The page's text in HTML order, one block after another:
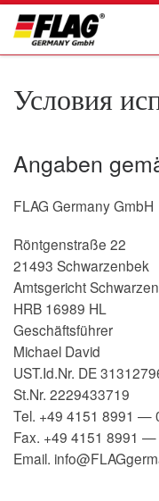
Skip to content
Условия
Angaben
FLAG Germany GmbH
Röntgenstraße 22
21493 Schwarzenbek
Amtsgericht
HRB 16989 HL
Geschäftsführer
Michael David
UST.Id.Nr. DE
St.Nr. 2229433719
Tel. +49 4151 8991 —
Fax. +49 4151 8991 —
Email.